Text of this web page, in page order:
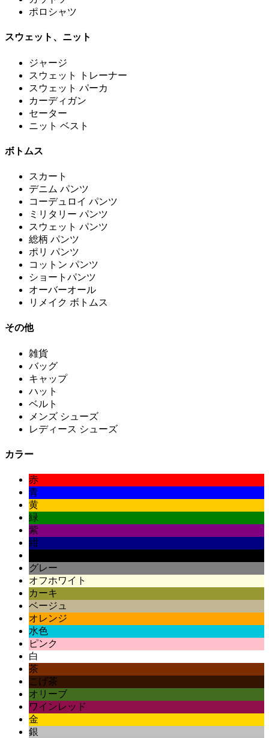
ポロシャツ
スウェット、ニット
ジャージ
スウェット トレーナー
スウェット パーカ
カーディガン
セーター
ニット ベスト
ボトムス
スカート
デニム パンツ
コーデュロイ パンツ
ミリタリー パンツ
スウェット パンツ
総柄 パンツ
ポリ パンツ
コットン パンツ
ショートパンツ
オーバーオール
リメイク ボトムス
その他
雑貨
バッグ
キャップ
ハット
ベルト
メンズ シューズ
レディース シューズ
カラー
赤
青
黄
緑
紫
紺
グレー
オフホワイト
カーキ
ベージュ
オレンジ
水色
ピンク
白
茶
こげ茶
オリーブ
ワインレッド
金
銀